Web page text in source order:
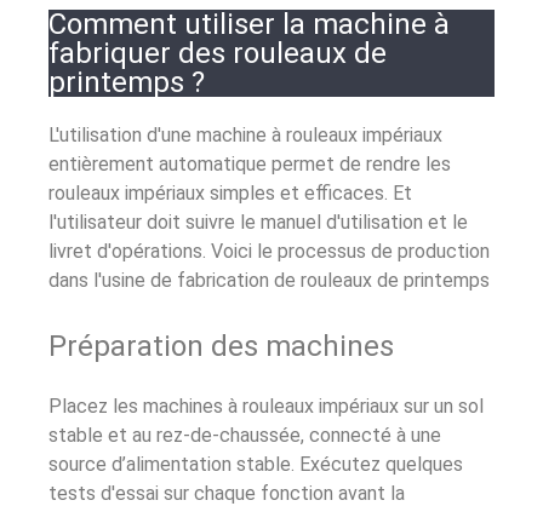
Comment utiliser la machine à
fabriquer des rouleaux de
printemps ?
L'utilisation d'une machine à rouleaux impériaux
entièrement automatique permet de rendre les
rouleaux impériaux simples et efficaces. Et
l'utilisateur doit suivre le manuel d'utilisation et le
livret d'opérations. Voici le processus de production
dans l'usine de fabrication de rouleaux de printemps
Préparation des machines
Placez les machines à rouleaux impériaux sur un sol
stable et au rez-de-chaussée, connecté à une
source d’alimentation stable. Exécutez quelques
tests d'essai sur chaque fonction avant la